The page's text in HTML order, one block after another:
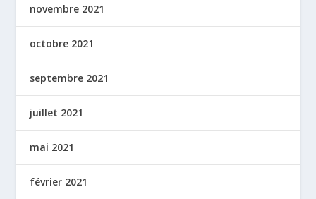
novembre 2021
octobre 2021
septembre 2021
juillet 2021
mai 2021
février 2021